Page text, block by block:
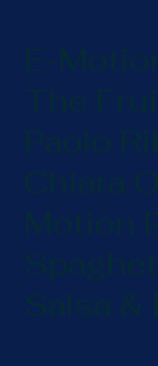
E-
The
Paolo
Chiara
Motion
Salsa &